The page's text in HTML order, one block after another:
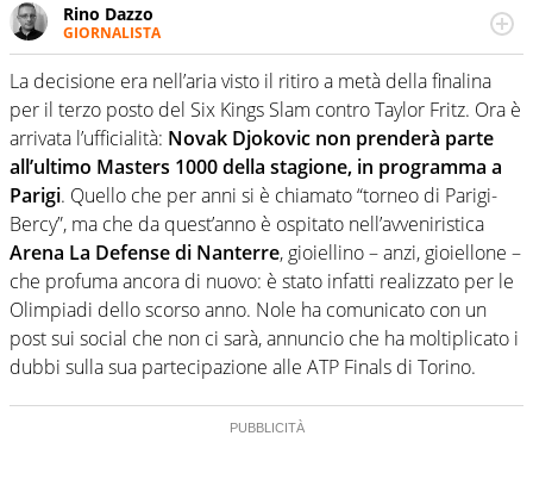
Rino Dazzo
GIORNALISTA
Se mai ci fosse modo di traslare il glossario del calcio in
una nicchia di esperti, lui ne farebbe parte. Non si perde
una svista arbitrale né gli umori social del mondo delle
curve
La decisione era nell’aria visto il ritiro a metà della finalina
per il terzo posto del Six Kings Slam contro Taylor Fritz. Ora è
arrivata l’ufficialità: Novak Djokovic non prenderà parte
all’ultimo Masters 1000 della stagione, in programma a
Parigi. Quello che per anni si è chiamato “torneo di Parigi-
Bercy”, ma che da quest’anno è ospitato nell’avveniristica
Arena La Defense di Nanterre, gioiellino – anzi, gioiellone –
che profuma ancora di nuovo: è stato infatti realizzato per le
Olimpiadi dello scorso anno. Nole ha comunicato con un
post sui social che non ci sarà, annuncio che ha moltiplicato i
dubbi sulla sua partecipazione alle ATP Finals di Torino.